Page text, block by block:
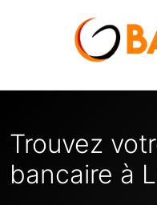
Trouvez
bancaire à